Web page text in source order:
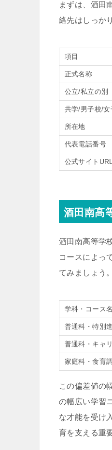
まずは、酒田
絡先はしっか
項目
正式名称
公立/私立の別
共学/男子校/女
所在地
代表電話番号
公式サイトURL
酒田南高
酒田南高等学
コースによっ
てみましょう。
学科・コース名
普通科・特別
普通科・キャ
家庭科・食育
この偏差値の
の幅広い学習
な才能を受け
育を支える重